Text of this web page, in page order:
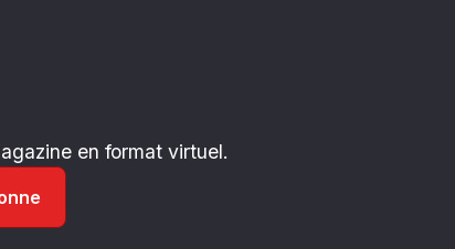
en format virtuel.